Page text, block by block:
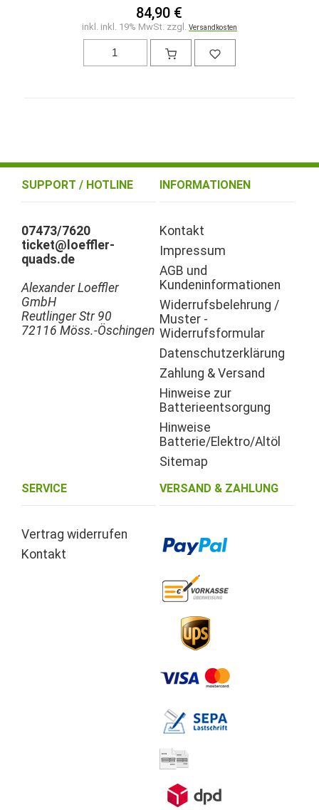
84,90 €
inkl. inkl. 19% MwSt. zzgl. Versandkosten
SUPPORT / HOTLINE
07473/7620
ticket@loeffler-
quads.de
Alexander Loeffler
GmbH
Reutlinger Str 90
72116 Möss.-Öschingen
INFORMATIONEN
Kontakt
Impressum
AGB und
Kundeninformationen
Widerrufsbelehrung /
Muster -
Widerrufsformular
Datenschutzerklärung
Zahlung & Versand
Hinweise zur
Batterieentsorgung
Hinweise
Batterie/Elektro/Altöl
Sitemap
SERVICE
Vertrag widerrufen
Kontakt
VERSAND & ZAHLUNG